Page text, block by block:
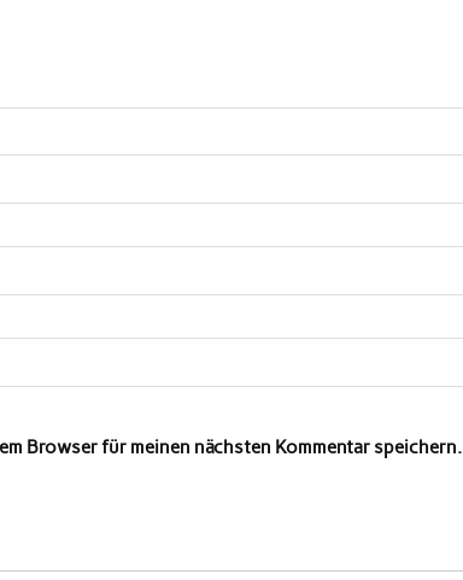
Browser für meinen nächsten Kommentar speichern.